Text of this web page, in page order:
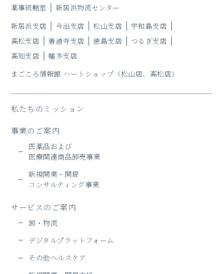
薬事統轄室
新居浜物流センター
新居浜支店
今治支店 松山支店
宇和島支店
高松支店
善通寺支店 徳島支店
つるぎ支店
高知支店
幡多支店
まごころ情報館 ハートショップ （松山店、高松店）
私たちのミッション
事業のご案内
医薬品および
医療関連商品卸売事業
新規開業・開局
コンサルティング事業
サービスのご案内
卸・物流
デジタルプラットフォーム
その他ヘルスケア